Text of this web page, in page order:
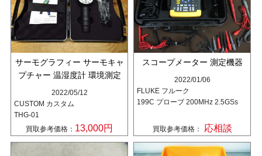
サーモグラフィー サーモキャ
プチャー 温湿度計 環境測定
2022/05/12
CUSTOM カスタム
THG-01
買取参考価格： 13,000円
スコープメーター 測定機器
2022/01/06
FLUKE フルーク
199C プローブ 200MHz 2.5GSs
買取参考価格： 応相談